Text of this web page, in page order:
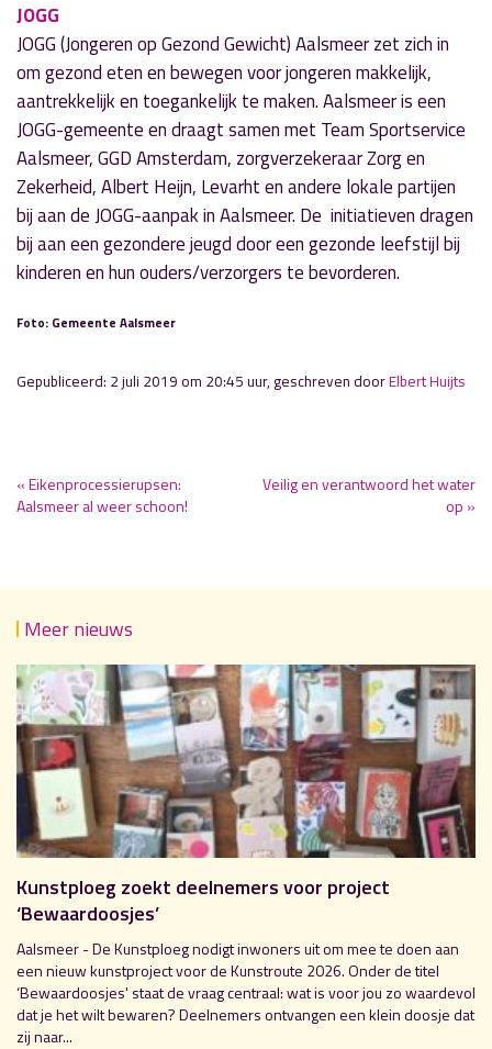
JOGG
JOGG (Jongeren op Gezond Gewicht) Aalsmeer zet zich in
om gezond eten en bewegen voor jongeren makkelijk,
aantrekkelijk en toegankelijk te maken. Aalsmeer is een
JOGG-gemeente en draagt samen met Team Sportservice
Aalsmeer, GGD Amsterdam, zorgverzekeraar Zorg en
Zekerheid, Albert Heijn, Levarht en andere lokale partijen
bij aan de JOGG-aanpak in Aalsmeer. De initiatieven dragen
bij aan een gezondere jeugd door een gezonde leefstijl bij
kinderen en hun ouders/verzorgers te bevorderen.
Foto: Gemeente Aalsmeer
Gepubliceerd: 2 juli 2019 om 20:45 uur, geschreven doorElbert Huijts
« Eikenprocessierupsen:
Aalsmeer al weer schoon!
Veilig en verantwoord het water
op »
Meer nieuws
Kunstploeg zoekt deelnemers voor project
‘Bewaardoosjes’
Aalsmeer - De Kunstploeg nodigt inwoners uit om mee te doen aan
een nieuw kunstproject voor de Kunstroute 2026. Onder de titel
‘Bewaardoosjes' staat de vraag centraal: wat is voor jou zo waardevol
dat je het wilt bewaren? Deelnemers ontvangen een klein doosje dat
zij naar...